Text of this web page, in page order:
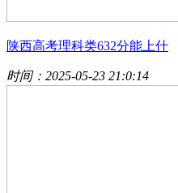
陕西高考理科类632分能上什
时间：2025-05-23 21:0:14